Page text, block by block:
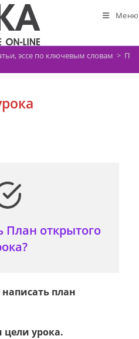
Меню
эссе по ключевым словам >
План открытого
план
цели урока.